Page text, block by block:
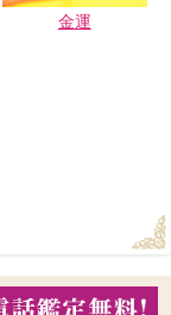
金運